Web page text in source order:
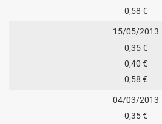
0,58 €
15/05/2013
0,35 €
0,40 €
0,58 €
04/03/2013
0,35 €